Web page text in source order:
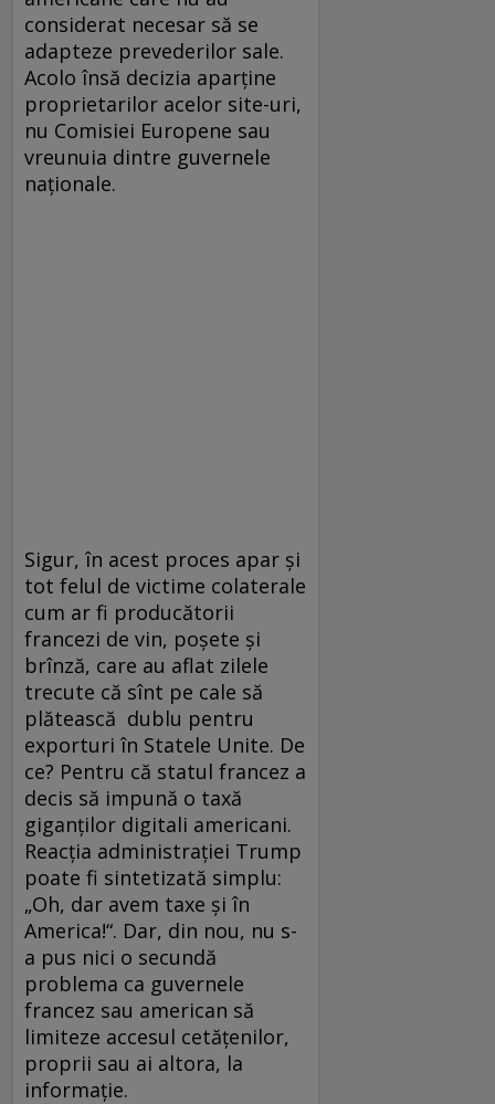
considerat necesar să se
adapteze prevederilor sale.
Acolo însă decizia aparține
proprietarilor acelor site-uri,
nu Comisiei Europene sau
vreunuia dintre guvernele
naționale.
Sigur, în acest proces apar și
tot felul de victime colaterale
cum ar fi producătorii
francezi de vin, poșete și
brînză, care au aflat zilele
trecute că sînt pe cale să
plătească dublu pentru
exporturi în Statele Unite. De
ce? Pentru că statul francez a
decis să impună o taxă
giganților digitali americani.
Reacția administrației Trump
poate fi sintetizată simplu:
„Oh, dar avem taxe și în
America!“. Dar, din nou, nu s-
a pus nici o secundă
problema ca guvernele
francez sau american să
limiteze accesul cetățenilor,
proprii sau ai altora, la
informație.